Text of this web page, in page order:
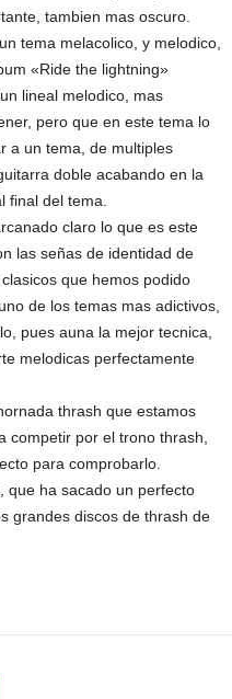
tambien mas oscuro.
tema melacolico, y melodico,
«Ride the lightning»
lineal melodico, mas
pero que en este tema lo
a un tema, de multiples
doble acabando en la
final del tema.
claro lo que es este
las señas de identidad de
que hemos podido
de los temas mas adictivos,
pues auna la mejor tecnica,
melodicas perfectamente
thrash que estamos
competir por el trono thrash,
para comprobarlo.
que ha sacado un perfecto
grandes discos de thrash de